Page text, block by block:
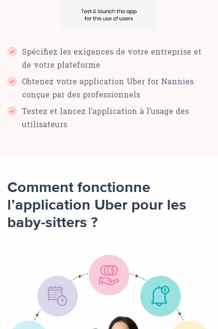
Spécifiez les exigences de votre entreprise et
de votre plateforme
Obtenez votre application Uber for Nannies
conçue par des professionnels
Testez et lancez l’application à l’usage des
utilisateurs
Comment fonctionne
l’application Uber pour les
baby-sitters ?